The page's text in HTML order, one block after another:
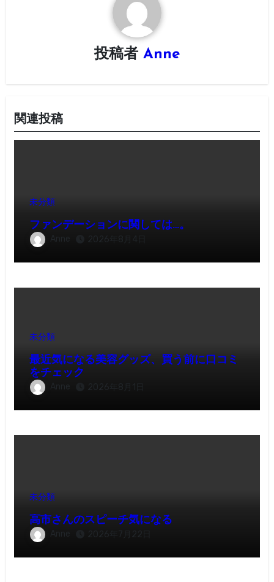
投稿者 Anne
関連投稿
未分類
ファンデーションに関しては…。
Anne 2026年8月4日
未分類
最近気になる美容グッズ、買う前に口コミ
をチェック
Anne 2026年8月1日
未分類
高市さんのスピーチ気になる
Anne 2026年7月22日